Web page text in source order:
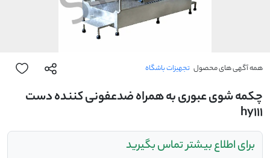
همه آگهی های محصول تجهیزات باشگاه
چکمه شوی عبوری به همراه ضدعفونی کننده دست
hy111
برای اطلاع بیشتر تماس بگیرید